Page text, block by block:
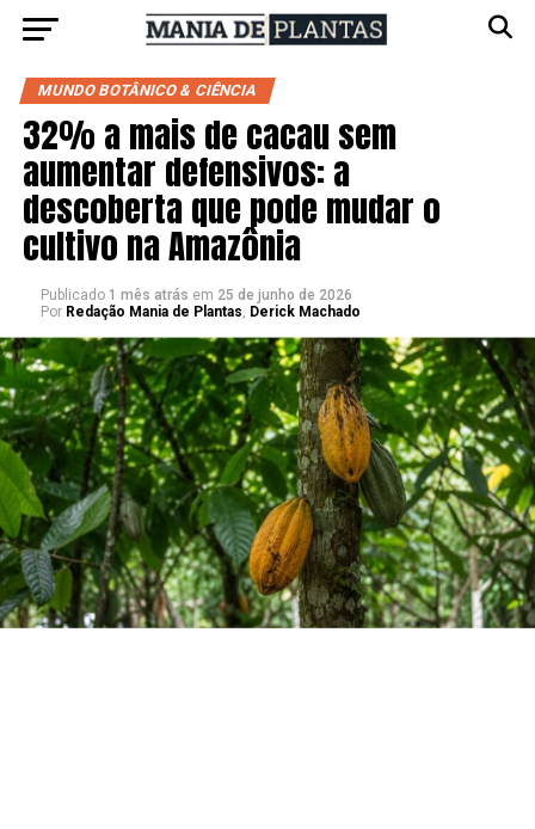
MUNDO BOTÂNICO & CIÊNCIA
32% a mais de cacau sem
aumentar defensivos: a
descoberta que pode mudar o
cultivo na Amazônia
Publicado 1 mês atrás em 25 de junho de 2026
Por Redação Mania de Plantas, Derick Machado